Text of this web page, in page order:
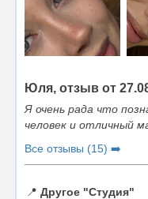
Юля, отзыв от
Я очень рада что
человек и отличный
Все отзывы (15) ➡️
📍 Другое "Студия"